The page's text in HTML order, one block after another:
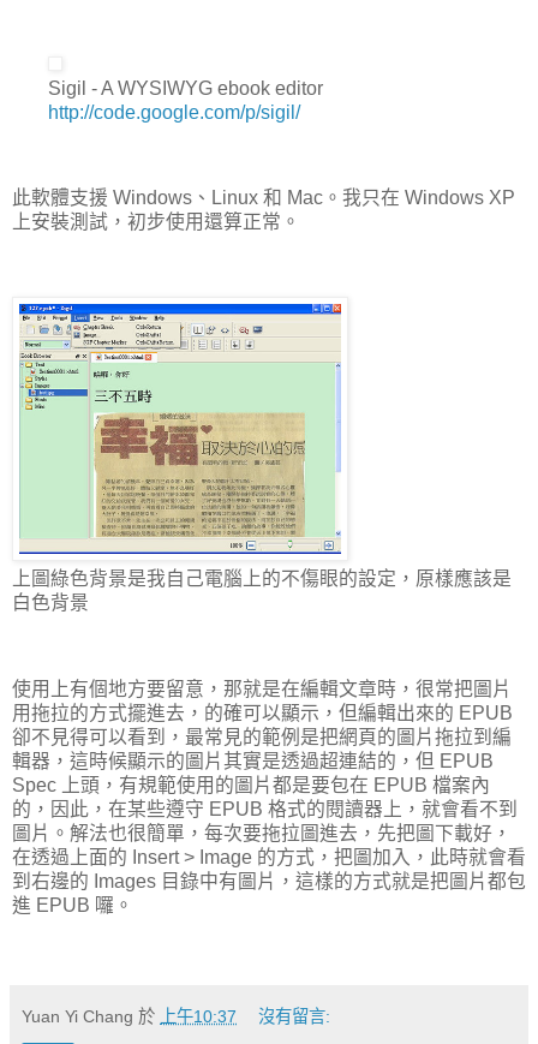
Sigil - A WYSIWYG ebook editor
http://code.google.com/p/sigil/
此軟體支援 Windows、Linux 和 Mac。我只在 Windows XP
上安裝測試，初步使用還算正常。
上圖綠色背景是我自己電腦上的不傷眼的設定，原樣應該是
白色背景
使用上有個地方要留意，那就是在編輯文章時，很常把圖片
用拖拉的方式擺進去，的確可以顯示，但編輯出來的 EPUB
卻不見得可以看到，最常見的範例是把網頁的圖片拖拉到編
輯器，這時候顯示的圖片其實是透過超連結的，但 EPUB
Spec 上頭，有規範使用的圖片都是要包在 EPUB 檔案內
的，因此，在某些遵守 EPUB 格式的閱讀器上，就會看不到
圖片。解法也很簡單，每次要拖拉圖進去，先把圖下載好，
在透過上面的 Insert > Image 的方式，把圖加入，此時就會看
到右邊的 Images 目錄中有圖片，這樣的方式就是把圖片都包
進 EPUB 囉。
Yuan Yi Chang 於 上午10:37 沒有留言: